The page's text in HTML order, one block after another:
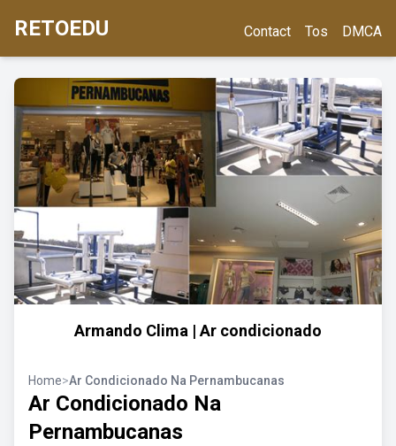
RETOEDU Contact Tos DMCA
Armando Clima | Ar condicionado
Home>Ar Condicionado Na Pernambucanas
Ar Condicionado Na
Pernambucanas